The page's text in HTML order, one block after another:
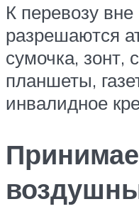
К перевозу вне
разрешаются
сумочка, зонт,
планшеты,
инвалидное